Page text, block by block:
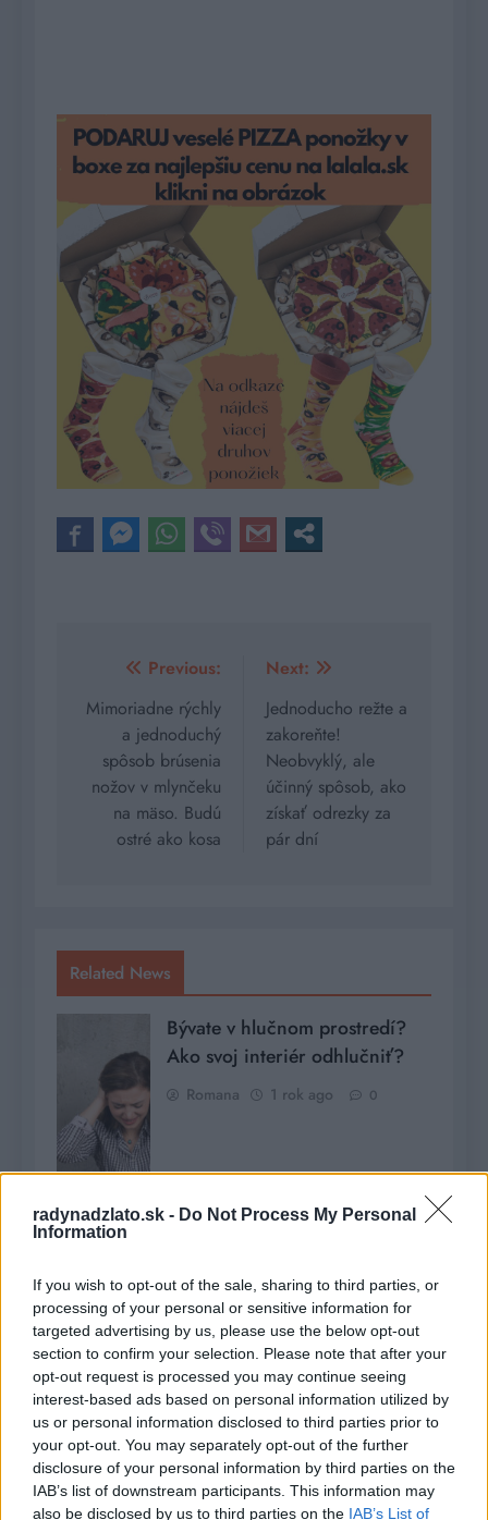
radynadzlato.sk - Do Not Process My Personal
Information
If you wish to opt-out of the sale, sharing to third parties, or
processing of your personal or sensitive information for
targeted advertising by us, please use the below opt-out
section to confirm your selection. Please note that after your
opt-out request is processed you may continue seeing
interest-based ads based on personal information utilized by
us or personal information disclosed to third parties prior to
your opt-out. You may separately opt-out of the further
disclosure of your personal information by third parties on the
IAB’s list of downstream participants. This information may
also be disclosed by us to third parties on the IAB’s List of
Navigácia
v
článku
Previous:
Mimoriadne rýchly
a jednoduchý
spôsob brúsenia
nožov v mlynčeku
na mäso. Budú
ostré ako kosa
Next:
Jednoducho režte a
zakoreňte!
Neobvyklý, ale
účinný spôsob, ako
získať odrezky za
pár dní
Related News
Bývate v hlučnom prostredí?
Ako svoj interiér odhlučniť?
Romana 1 rok ago 0
7 rád, ako správne použiť
chemickú kotvu a montážnu
penu
Romana 1 rok ago 0